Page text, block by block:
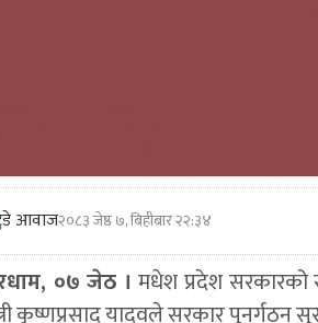
आवाज२०८३ जेष्ठ ७, बिहीबार २२:३४
०७ जेठ । मधेश प्रदेश सरकारको
कृष्णप्रसाद यादवले सरकार पुनर्गठन